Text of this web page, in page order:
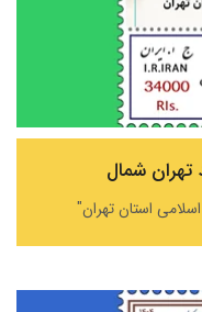
تهران شمال
استان تهران"